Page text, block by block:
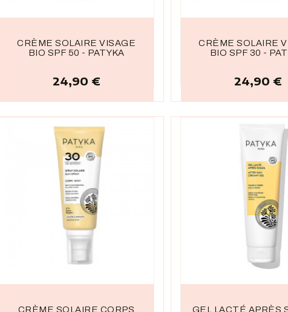
CRÈME SOLAIRE VISAGE
BIO SPF 50 - PATYKA
Prix
24,90 €
CRÈME SOLAIRE
BIO SPF 30 -
Prix
24,90 €
CRÈME SOLAIRE CORPS
GEL LACTÉ APRÈS